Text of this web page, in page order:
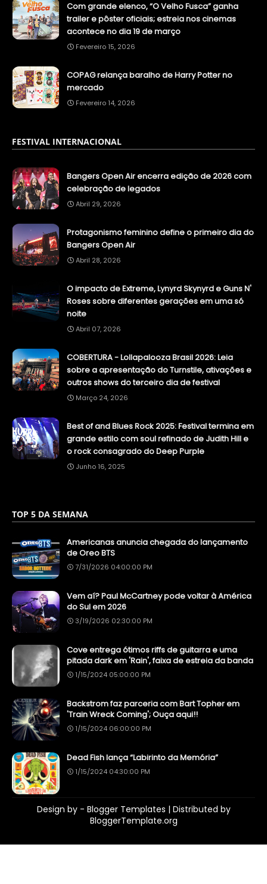
Com grande elenco, “O Velho Fusca” ganha
trailer e pôster oficiais; estreia nos cinemas
acontece no dia 19 de março
Fevereiro 15, 2026
COPAG relança baralho de Harry Potter no
mercado
Fevereiro 14, 2026
FESTIVAL INTERNACIONAL
Bangers Open Air encerra edição de 2026 com
celebração de legados
Abril 29, 2026
Protagonismo feminino define o primeiro dia do
Bangers Open Air
Abril 28, 2026
O impacto de Extreme, Lynyrd Skynyrd e Guns N'
Roses sobre diferentes gerações em uma só
noite
Abril 07, 2026
COBERTURA - Lollapalooza Brasil 2026: Leia
sobre a apresentação do Turnstile, ativações e
outros shows do terceiro dia de festival
Março 24, 2026
Best of and Blues Rock 2025: Festival termina em
grande estilo com soul refinado de Judith Hill e
o rock consagrado do Deep Purple
Junho 16, 2025
TOP 5 DA SEMANA
Americanas anuncia chegada do lançamento
de Oreo BTS
7/31/2026 04:00:00 PM
Vem aí? Paul McCartney pode voltar à América
do Sul em 2026
3/19/2026 02:30:00 PM
Cove entrega ótimos riffs de guitarra e uma
pitada dark em 'Rain', faixa de estreia da banda
1/15/2024 05:00:00 PM
Backstrom faz parceria com Bart Topher em
'Train Wreck Coming'; Ouça aqui!!
1/15/2024 06:00:00 PM
Dead Fish lança “Labirinto da Memória”
1/15/2024 04:30:00 PM
Design by - Blogger Templates | Distributed by
BloggerTemplate.org